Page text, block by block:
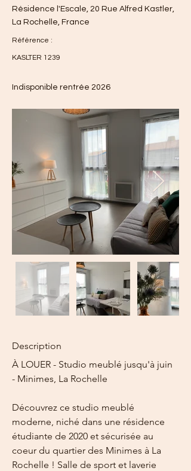
Résidence l'Escale, 20 Rue Alfred Kastler,
La Rochelle, France
Référence :
KASLTER 1239
Indisponible rentrée 2026
Description
À LOUER - Studio meublé jusqu'à juin
- Minimes, La Rochelle
Découvrez ce studio meublé
moderne, niché dans une résidence
étudiante de 2020 et sécurisée au
coeur du quartier des Minimes à La
Rochelle ! Salle de sport et laverie